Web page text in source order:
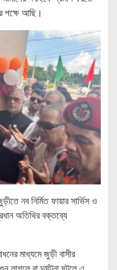
পক্ষে আছি।
নব নির্মিত ফায়ার সার্ভিস ও
অতিথির বক্তব্যে
মাধ্যমে জুড়ী বাসীর